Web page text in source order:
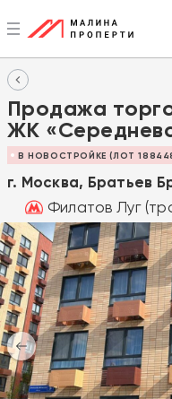
Продажа
ЖК
В НОВОСТРОЙКЕ (ЛОТ
г. Москва, Братьев
Филатов Луг